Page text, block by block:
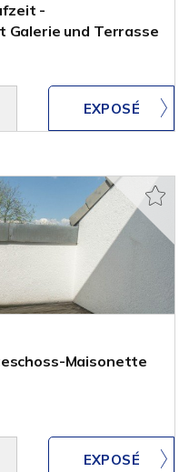
-
Galerie und Terrasse
Maisonette